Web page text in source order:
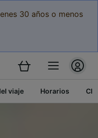
30 años o menos
viaje Horarios